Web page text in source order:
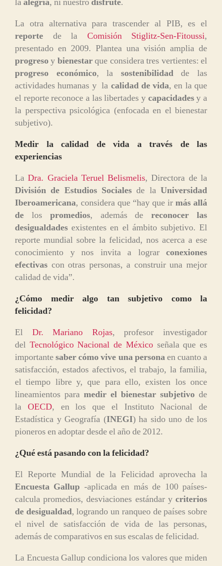
laalegría, ni nuestrodisfrute.
La otra alternativa para trascender al PIB, es el
reporte de la Comisión Stiglitz-Sen-Fitoussi,
presentado en 2009. Plantea una visión amplia de
progresoy bienestarque considera tres vertientes: el
progreso económico, la sostenibilidadde las
actividades humanas y la calidad de vida, en la que
el reporte reconoce a las libertades y capacidadesy a
la perspectiva psicológica (enfocada en el bienestar
subjetivo).
Medir la calidad de vida a través de las
experiencias
LaDra. Graciela Teruel Belismelis, Directora de la
División de Estudios Sociales de la Universidad
Iberoamericana, considera que “hay que ir más allá
de los promedios, además de reconocer las
desigualdades existentes en el ámbito subjetivo. El
reporte mundial sobre la felicidad, nos acerca a ese
conocimiento y nos invita a lograr conexiones
efectivas con otras personas, a construir una mejor
calidad de vida”.
¿Cómo medir algo tan subjetivo como la
felicidad?
El Dr. Mariano Rojas, profesor investigador
del Tecnológico Nacional de Méxicoseñala que es
importantesaber cómo vive una personaen cuanto a
satisfacción, estados afectivos, el trabajo, la familia,
el tiempo libre y, que para ello, existen los once
lineamientos para medir el bienestar subjetivo de
la OECD, en los que el Instituto Nacional de
Estadística y Geografía (INEGI) ha sido uno de los
pioneros en adoptar desde el año de 2012.
¿Qué está pasando con la felicidad?
El Reporte Mundial de la Felicidad aprovecha la
Encuesta Gallup -aplicada en más de 100 países-
calcula promedios, desviaciones estándar y criterios
de desigualdad, logrando un ranqueo de países sobre
el nivel de satisfacción de vida de las personas,
además de comparativos en sus escalas de felicidad.
La Encuesta Gallup condiciona los valores que miden